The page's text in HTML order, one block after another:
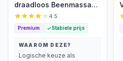
draadloos Beenmassage
& Voetmassage
apparaat voor
Bloedcirculatie - Sport
Gym Fitness -
4.5
Premium Stabiele prijs
WAAROM DEZE?
Logische keuze als